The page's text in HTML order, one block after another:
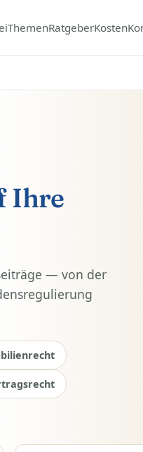
ThemenRatgeberKosten
Ihre
— von der